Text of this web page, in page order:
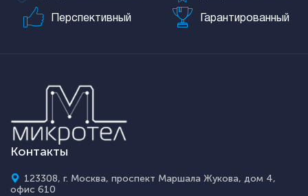
Перспективный Гарантированный
Контакты
123308, г. Москва, проспект Маршала Жукова, дом 4,
офис 610